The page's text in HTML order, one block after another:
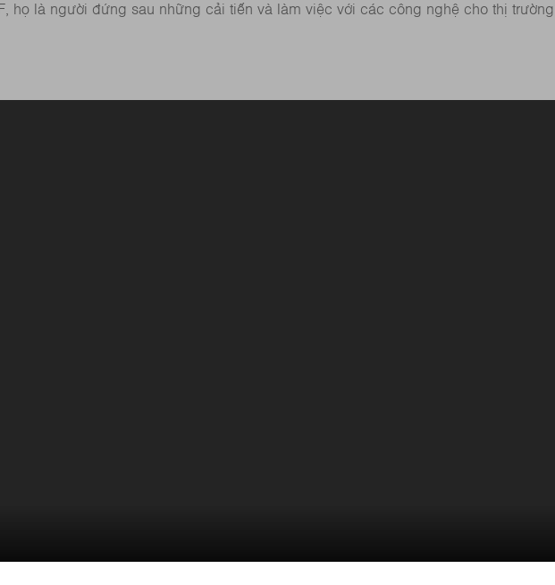
họ là người đứng sau những cải tiến và làm việc với các công nghệ cho thị